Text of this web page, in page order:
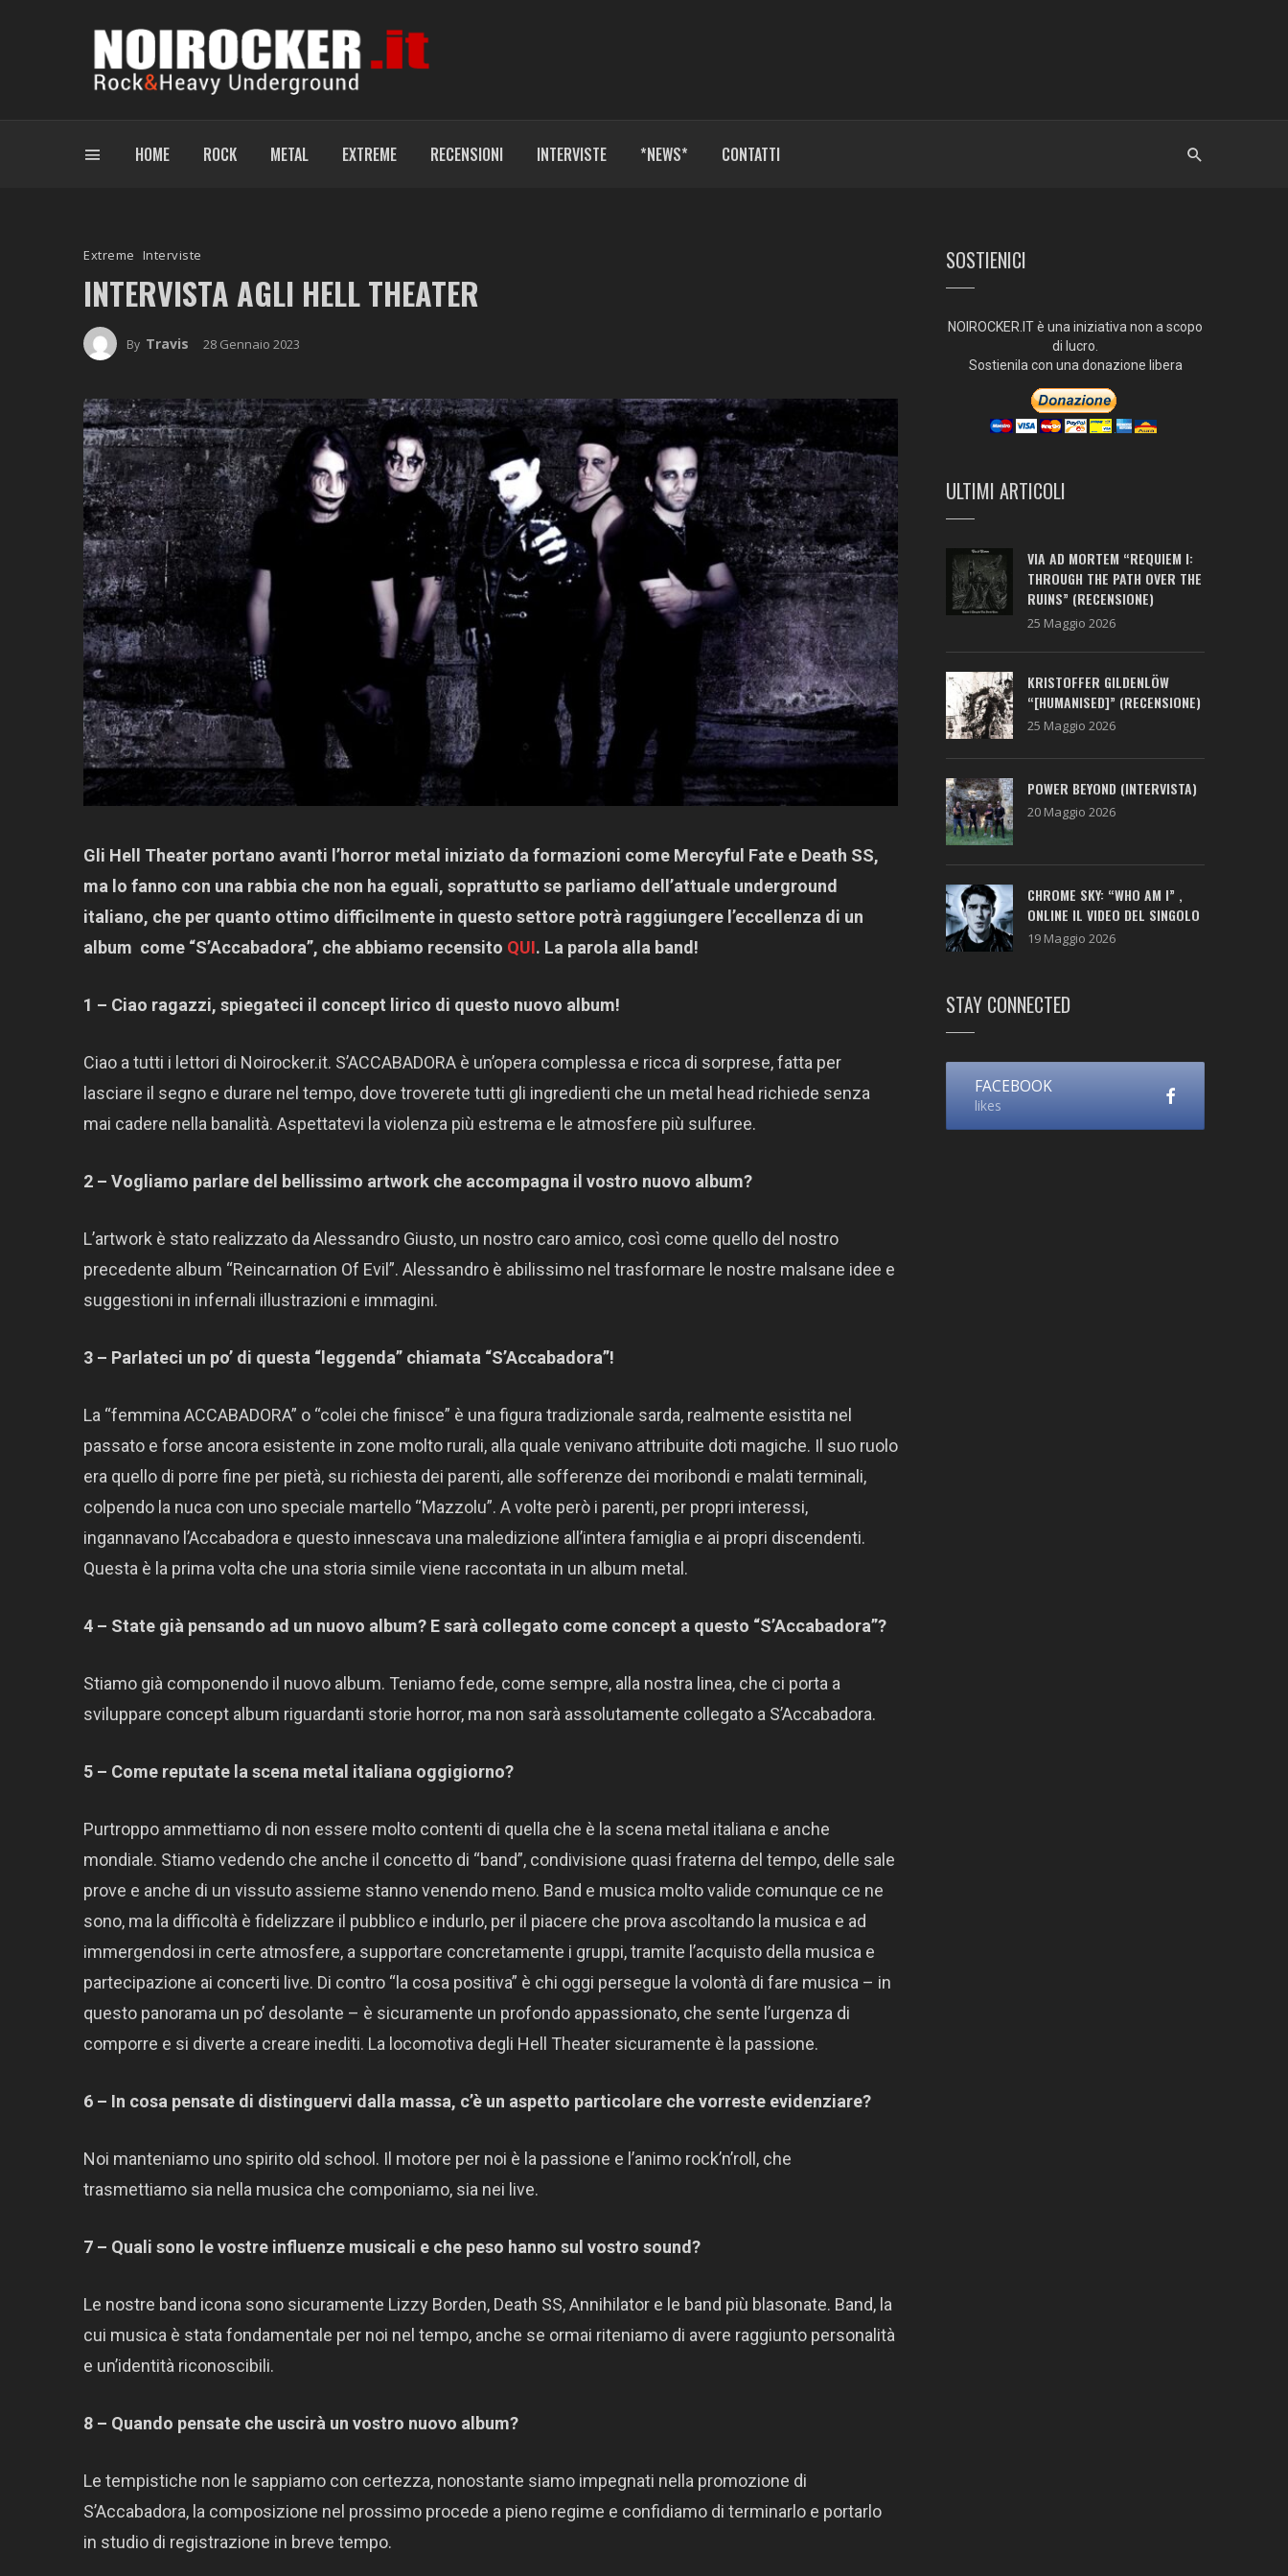
HOME ROCK METAL EXTREME RECENSIONI INTERVISTE *NEWS* CONTATTI
Extreme Interviste
INTERVISTA AGLI HELL THEATER
By Travis 28 Gennaio 2023
Gli Hell Theater portano avanti l’horror metal iniziato da formazioni come Mercyful Fate e Death SS,
ma lo fanno con una rabbia che non ha eguali, soprattutto se parliamo dell’attuale underground
italiano, che per quanto ottimo difficilmente in questo settore potrà raggiungere l’eccellenza di un
album come “S’Accabadora”, che abbiamo recensito QUI. La parola alla band!
1 – Ciao ragazzi, spiegateci il concept lirico di questo nuovo album!
Ciao a tutti i lettori di Noirocker.it. S’ACCABADORA è un’opera complessa e ricca di sorprese, fatta per
lasciare il segno e durare nel tempo, dove troverete tutti gli ingredienti che un metal head richiede senza
mai cadere nella banalità. Aspettatevi la violenza più estrema e le atmosfere più sulfuree.
2 – Vogliamo parlare del bellissimo artwork che accompagna il vostro nuovo album?
L’artwork è stato realizzato da Alessandro Giusto, un nostro caro amico, così come quello del nostro
precedente album “Reincarnation Of Evil”. Alessandro è abilissimo nel trasformare le nostre malsane idee e
suggestioni in infernali illustrazioni e immagini.
3 – Parlateci un po’ di questa “leggenda” chiamata “S’Accabadora”!
La “femmina ACCABADORA” o “colei che finisce” è una figura tradizionale sarda, realmente esistita nel
passato e forse ancora esistente in zone molto rurali, alla quale venivano attribuite doti magiche. Il suo ruolo
era quello di porre fine per pietà, su richiesta dei parenti, alle sofferenze dei moribondi e malati terminali,
colpendo la nuca con uno speciale martello “Mazzolu”. A volte però i parenti, per propri interessi,
ingannavano l’Accabadora e questo innescava una maledizione all’intera famiglia e ai propri discendenti.
Questa è la prima volta che una storia simile viene raccontata in un album metal.
4 – State già pensando ad un nuovo album? E sarà collegato come concept a questo “S’Accabadora”?
Stiamo già componendo il nuovo album. Teniamo fede, come sempre, alla nostra linea, che ci porta a
sviluppare concept album riguardanti storie horror, ma non sarà assolutamente collegato a S’Accabadora.
5 – Come reputate la scena metal italiana oggigiorno?
Purtroppo ammettiamo di non essere molto contenti di quella che è la scena metal italiana e anche
mondiale. Stiamo vedendo che anche il concetto di “band”, condivisione quasi fraterna del tempo, delle sale
prove e anche di un vissuto assieme stanno venendo meno. Band e musica molto valide comunque ce ne
sono, ma la difficoltà è fidelizzare il pubblico e indurlo, per il piacere che prova ascoltando la musica e ad
immergendosi in certe atmosfere, a supportare concretamente i gruppi, tramite l’acquisto della musica e
partecipazione ai concerti live. Di contro “la cosa positiva” è chi oggi persegue la volontà di fare musica – in
questo panorama un po’ desolante – è sicuramente un profondo appassionato, che sente l’urgenza di
comporre e si diverte a creare inediti. La locomotiva degli Hell Theater sicuramente è la passione.
6 – In cosa pensate di distinguervi dalla massa, c’è un aspetto particolare che vorreste evidenziare?
Noi manteniamo uno spirito old school. Il motore per noi è la passione e l’animo rock’n’roll, che
trasmettiamo sia nella musica che componiamo, sia nei live.
7 – Quali sono le vostre influenze musicali e che peso hanno sul vostro sound?
Le nostre band icona sono sicuramente Lizzy Borden, Death SS, Annihilator e le band più blasonate. Band, la
cui musica è stata fondamentale per noi nel tempo, anche se ormai riteniamo di avere raggiunto personalità
e un’identità riconoscibili.
8 – Quando pensate che uscirà un vostro nuovo album?
Le tempistiche non le sappiamo con certezza, nonostante siamo impegnati nella promozione di
S’Accabadora, la composizione nel prossimo procede a pieno regime e confidiamo di terminarlo e portarlo
in studio di registrazione in breve tempo.
SOSTIENICI
NOIROCKER.IT è una iniziativa non a scopo
di lucro.
Sostienila con una donazione libera
ULTIMI ARTICOLI
VIA AD MORTEM “REQUIEM I:
THROUGH THE PATH OVER THE
RUINS” (RECENSIONE)
25 Maggio 2026
KRISTOFFER GILDENLÖW
“[HUMANISED]” (RECENSIONE)
25 Maggio 2026
POWER BEYOND (INTERVISTA)
20 Maggio 2026
CHROME SKY: “WHO AM I” ,
ONLINE IL VIDEO DEL SINGOLO
19 Maggio 2026
STAY CONNECTED
FACEBOOK
likes